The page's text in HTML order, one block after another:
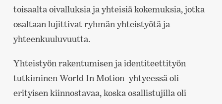
toisaalta oivalluksia ja yhteisiä kokemuksia, jotka
osaltaan lujittivat ryhmän yhteistyötä ja
yhteenkuuluvuutta.
Yhteistyön rakentumisen ja identiteettityön
tutkiminen World In Motion -yhtyeessä oli
erityisen kiinnostavaa, koska osallistujilla oli